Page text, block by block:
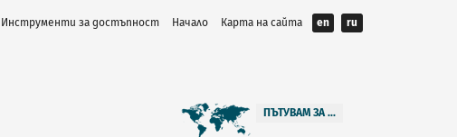
Инструменти за достъпност Начало Карта на сайта en ru
ПЪТУВАМ ЗА ...